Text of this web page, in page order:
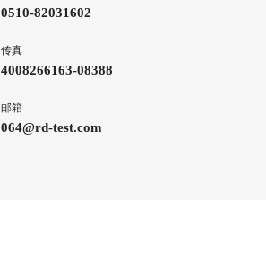
0510-82031602
传真
4008266163-08388
邮箱
064@rd-test.com